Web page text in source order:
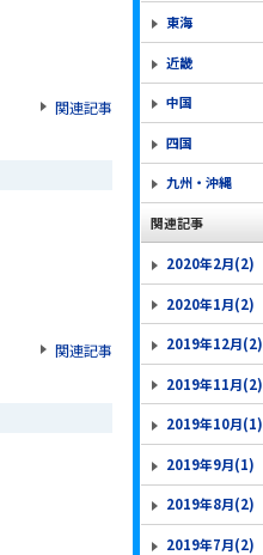
関連記事
関連記事
東海
近畿
中国
四国
九州・沖縄
関連記事
2020年2月(2)
2020年1月(2)
2019年12月(2)
2019年11月(2)
2019年10月(1)
2019年9月(1)
2019年8月(2)
2019年7月(2)